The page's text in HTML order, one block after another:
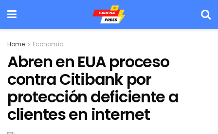
Home Economía
Abren en EUA proceso
contra Citibank por
protección deficiente a
clientes en internet